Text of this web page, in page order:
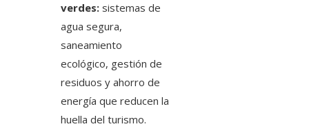
verdes: sistemas de
agua segura,
saneamiento
ecológico, gestión de
residuos y ahorro de
energía que reducen la
huella del turismo.